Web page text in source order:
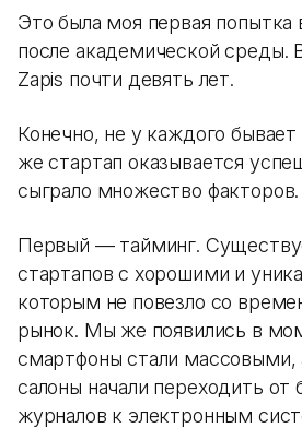
Это была моя первая попытка
после академической среды.
Zapis почти девять лет.
Конечно, не у каждого
же стартап оказывается
сыграло множество факторов.
Первый — тайминг.
стартапов с хорошими и
которым не повезло со
рынок. Мы же появились в
смартфоны стали массовыми,
салоны начали переходить
журналов к электронным